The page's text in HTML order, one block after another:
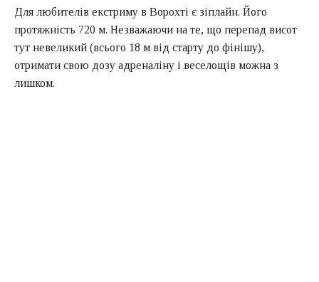
Для любителів екстриму в Ворохті є зіплайн. Його
протяжність 720 м. Незважаючи на те, що перепад висот
тут невеликий (всього 18 м від старту до фінішу),
отримати свою дозу адреналіну і веселощів можна з
лишком.